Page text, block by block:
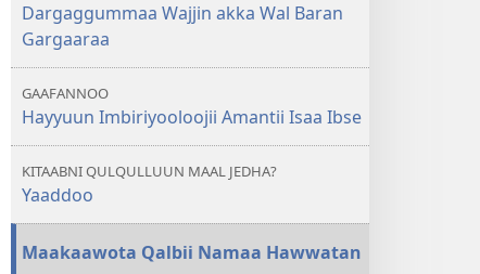
Dargaggummaa Wajjin akka Wal Baran
Gargaaraa
GAAFANNOO
Hayyuun Imbiriyooloojii Amantii Isaa Ibse
KITAABNI QULQULLUUN MAAL JEDHA?
Yaaddoo
Maakaawota Qalbii Namaa Hawwatan